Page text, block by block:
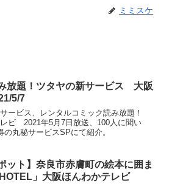
ミミスケ
放題！ツタヤの新サービス 大阪
5/7
ービス、レンタルコミック読み放題！
ビ 2021年5月7日放送、100人に聞い
丸秘サービスSPにて紹介。
ット】奈良市赤膚町の絵本に囲ま
」大阪ほんわかテレビ